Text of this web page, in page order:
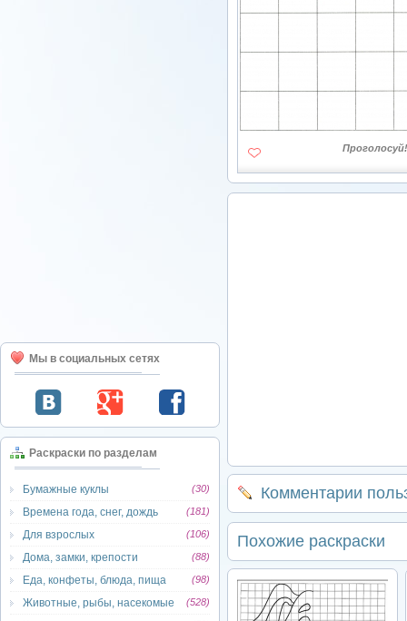
Мы в социальных сетях
Раскраски по разделам
Бумажные куклы (30)
Времена года, снег, дождь (181)
Для взрослых (106)
Дома, замки, крепости (88)
Еда, конфеты, блюда, пища (98)
Животные, рыбы, насекомые (528)
Проголосуй!
Комментарии
Похожие раскраски